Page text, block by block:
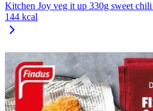
Kitchen Joy veg it up 330g sweet chili
144 kcal